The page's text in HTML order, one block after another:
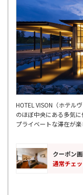
HOTEL VISON（ホテル
のほぼ中央にある多気に
プライベートな滞在が
型複合リゾートVISON
ン・ショップをお楽し
近隣に伊勢神宮や熊野
クーポン
通常チェ